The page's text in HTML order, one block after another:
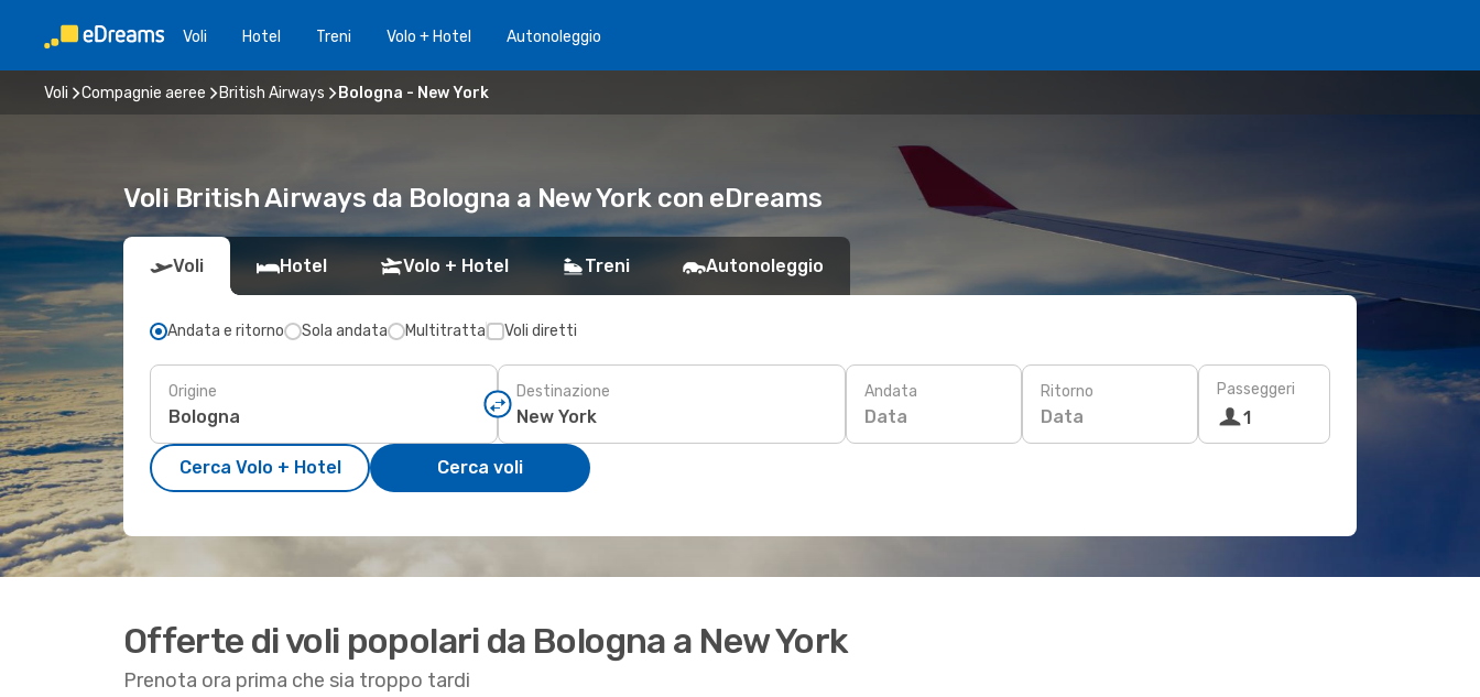
Voli Hotel Treni Volo + Hotel Autonoleggio
Voli Compagnie aeree British Airways Bologna - New York
Voli British Airways da Bologna a New York con eDreams
Voli Hotel Volo + Hotel Treni Autonoleggio
Andata e ritorno Sola andata Multitratta Voli diretti
Origine Destinazione Andata
Data
Ritorno
Data
Passeggeri
1
Cerca Volo + Hotel Cerca voli
Offerte di voli popolari da Bologna a New York
Prenota ora prima che sia troppo tardi